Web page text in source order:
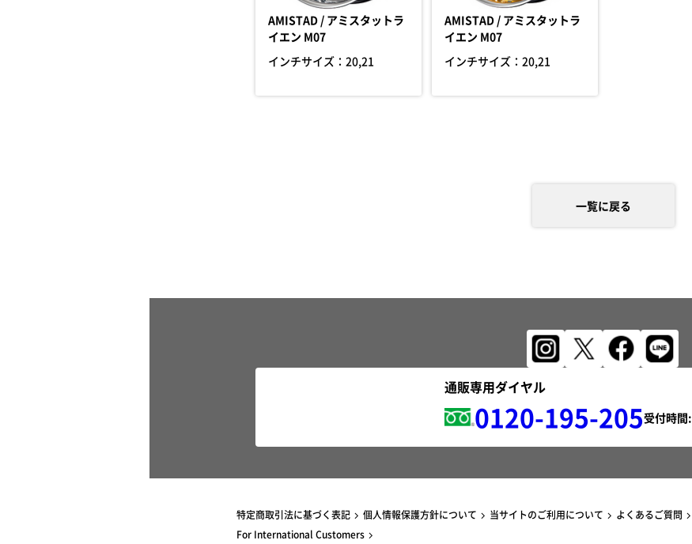
AMISTAD / アミスタットラ
イエン M07
インチサイズ： 20,21
AMISTAD / アミスタットラ
イエン M07
インチサイズ： 20,21
一覧に戻る
通販専用ダイヤル
0120-195-205受付時間:
特定商取引法に基づく表記 個人情報保護方針について 当サイトのご利用について よくあるご質問
For International Customers